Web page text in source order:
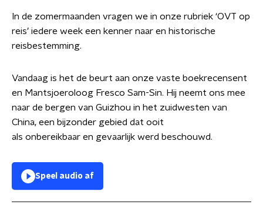
In de zomermaanden vragen we in onze rubriek ‘OVT op
reis’ iedere week een kenner naar en historische
reisbestemming.
Vandaag is het de beurt aan onze vaste boekrecensent
en Mantsjoeroloog Fresco Sam-Sin. Hij neemt ons mee
naar de bergen van Guizhou in het zuidwesten van
China, een bijzonder gebied dat ooit
als onbereikbaar en gevaarlijk werd beschouwd.
Speel audio af